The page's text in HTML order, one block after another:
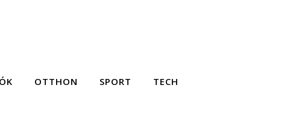
OTTHON SPORT TECH